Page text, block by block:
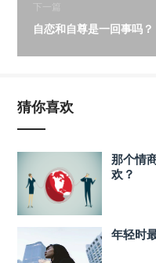
下一篇
自恋和自尊是一回事吗？
猜你喜欢
那个情
欢？
年轻时